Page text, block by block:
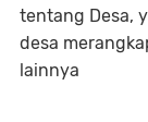
tentang Desa,
desa
lainnya